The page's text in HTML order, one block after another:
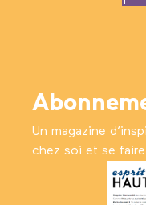
Un magazine
chez soi et se